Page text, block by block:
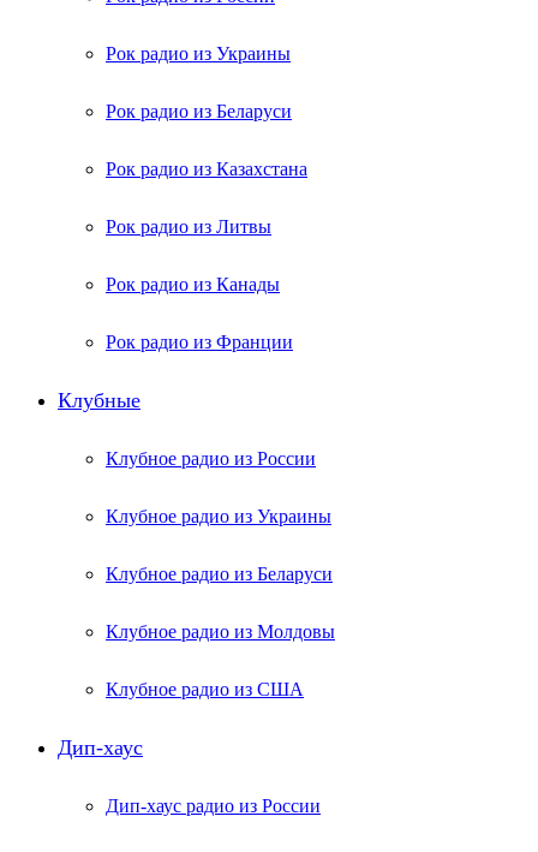
Рок радио из Украины
Рок радио из Беларуси
Рок радио из Казахстана
Рок радио из Литвы
Рок радио из Канады
Рок радио из Франции
Клубные
Клубное радио из России
Клубное радио из Украины
Клубное радио из Беларуси
Клубное радио из Молдовы
Клубное радио из США
Дип-хаус
Дип-хаус радио из России